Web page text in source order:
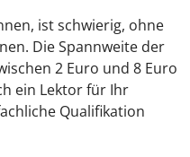
ist schwierig, ohne
Die Spannweite der
2 Euro und 8 Euro
ein Lektor für Ihr
Qualifikation